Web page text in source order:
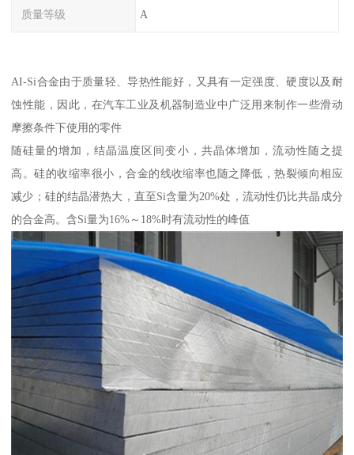
质量等级 A
AI-Si合金由于质量轻、导热性能好，又具有一定强度、硬度以及耐
蚀性能，因此，在汽车工业及机器制造业中广泛用来制作一些滑动
摩擦条件下使用的零件
随硅量的增加，结晶温度区间变小，共晶体增加，流动性随之提
高。硅的收缩率很小，合金的线收缩率也随之降低，热裂倾向相应
减少；硅的结晶潜热大，直至Si含量为20%处，流动性仍比共晶成分
的合金高。含Si量为16%～18%时有流动性的峰值